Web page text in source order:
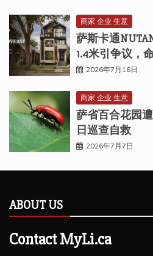
商家 企业 生意
萨斯卡通
1.4米引争议，
2026年7月16日
商家 企业 生意
萨省百合花园
日巡查自救
2026年7月7日
ABOUT US
Contact MyLi.ca